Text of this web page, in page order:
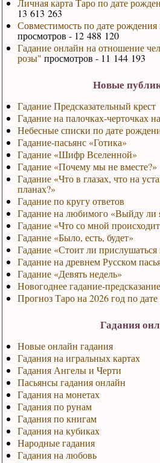
13 613 263
Совместимость по дате рождения
просмотров - 12 488 120
Гадание онлайн на отношение
розы" просмотров - 11 144 193
Новые
Гадание Предсказательный крест
Гадание на палочках-черточках
Небесные списки по дате
Гадание-пасьянс «Готика»
Гадание «Шифр Вселенной»
Гадание «Почему мы не вместе?»
Гадание «Что в глазах, что на
планах?»
Гадание по кругу ответов
Гадание на любимого «Выйду ли
Гадание «Что со мной
Гадание «Было, есть, будет»
Гадание «Стоит ли прислушаться
Гадание на древнем Русском
Гадание «Девять недель»
Новогоднее гадание-
Прогноз Таро на 2026 год по
Гадания
Новые онлайн гадания
Гадания на игральных картах
Гадания Ангелы и Черти
Пасьянсы гадания онлайн
Гадания на монетах
Гадания по рунам
Гадания по книгам
Гадания на кубиках
Народные гадания
Гадания на любовь